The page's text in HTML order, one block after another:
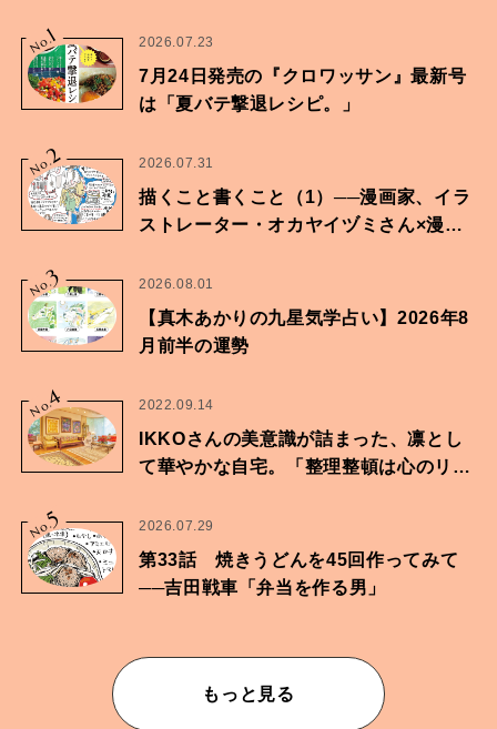
No.
1 2026.07.23
7月24日発売の『クロワッサン』最新号
は「夏バテ撃退レシピ。」
No.2 2026.07.31
描くこと書くこと（1）──漫画家、イラ
ストレーター・オカヤイヅミさん×漫画
No.3 2026.08.01
【真木あかりの九星気学占い】2026年8
月前半の運勢
No.
4 2022.09.14
IKKOさんの美意識が詰まった、凛とし
て華やかな自宅。「整理整頓は心のリズ
No.5 2026.07.29
第33話 焼きうどんを45回作ってみて
──吉田戦車「弁当を作る男」
もっと見る